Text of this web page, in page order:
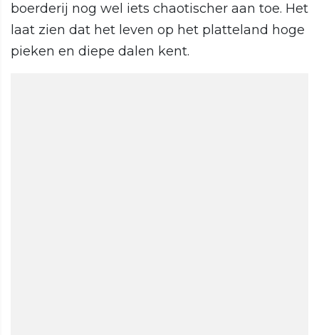
boerderij nog wel iets chaotischer aan toe. Het
laat zien dat het leven op het platteland hoge
pieken en diepe dalen kent.